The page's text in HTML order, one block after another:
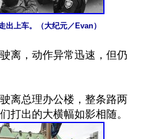
出上车。（大纪元／Evan）
离，动作异常迅速，但仍
离总理办公楼，整条路两